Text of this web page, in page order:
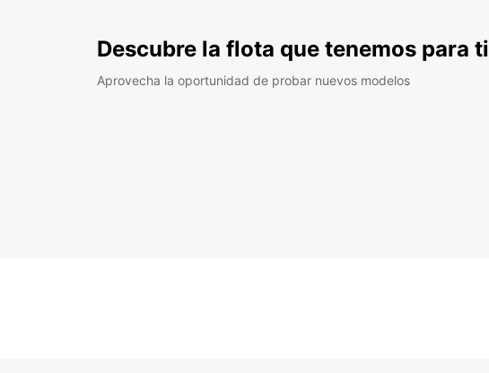
Descubre la flota que tenemos para ti
Aprovecha la oportunidad de probar nuevos modelos